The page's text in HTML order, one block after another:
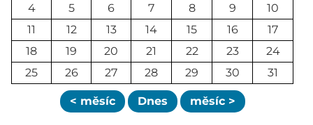
4
5 6 7 8 9
10
11
12 13 14 15 16
17
18
19 20 21 22 23
24
25
26 27 28 29 30 31
< měsíc Dnes měsíc >